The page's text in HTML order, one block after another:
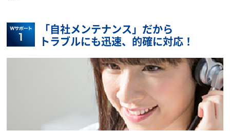
「自社メンテナンス」だから
トラブルにも迅速、的確に対応！